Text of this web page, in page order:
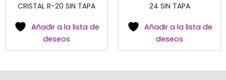
CRISTAL R-20 SIN TAPA
Añadir a la lista de
deseos
24 SIN TAPA
Añadir a la lista de
deseos